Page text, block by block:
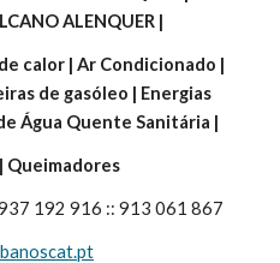
ALENQUER |
calor | Ar Condicionado |
de gasóleo | Energias
Água Quente Sanitária |
Queimadores
192 916 :: 913 061 867